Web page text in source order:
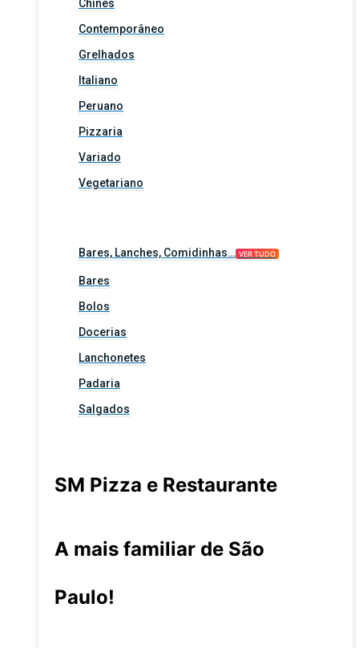
Chinês
Contemporâneo
Grelhados
Italiano
Peruano
Pizzaria
Variado
Vegetariano
Bares, Lanches, Comidinhas… VER TUDO
Bares
Bolos
Docerias
Lanchonetes
Padaria
Salgados
SM Pizza e Restaurante
A mais familiar de São
Paulo!